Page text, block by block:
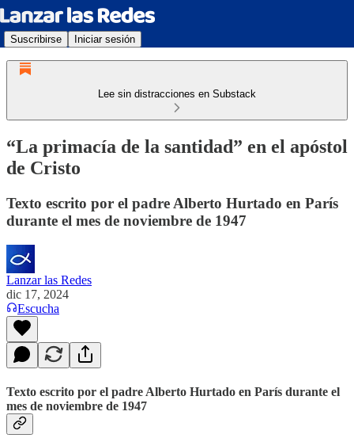
Suscribirse Iniciar sesión
Lee sin distracciones en Substack
“La primacía de la santidad” en el apóstol
de Cristo
Texto escrito por el padre Alberto Hurtado en París
durante el mes de noviembre de 1947
Lanzar las Redes
dic 17, 2024
Escucha
Texto escrito por el padre Alberto Hurtado en París durante el
mes de noviembre de 1947